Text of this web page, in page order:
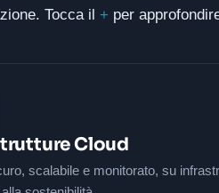
Tocca il + per
Cloud
scalabile e monitorato, su